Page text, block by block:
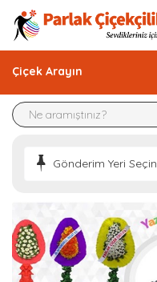
Çiçek Arayın
Gönderim Yeri Seçin